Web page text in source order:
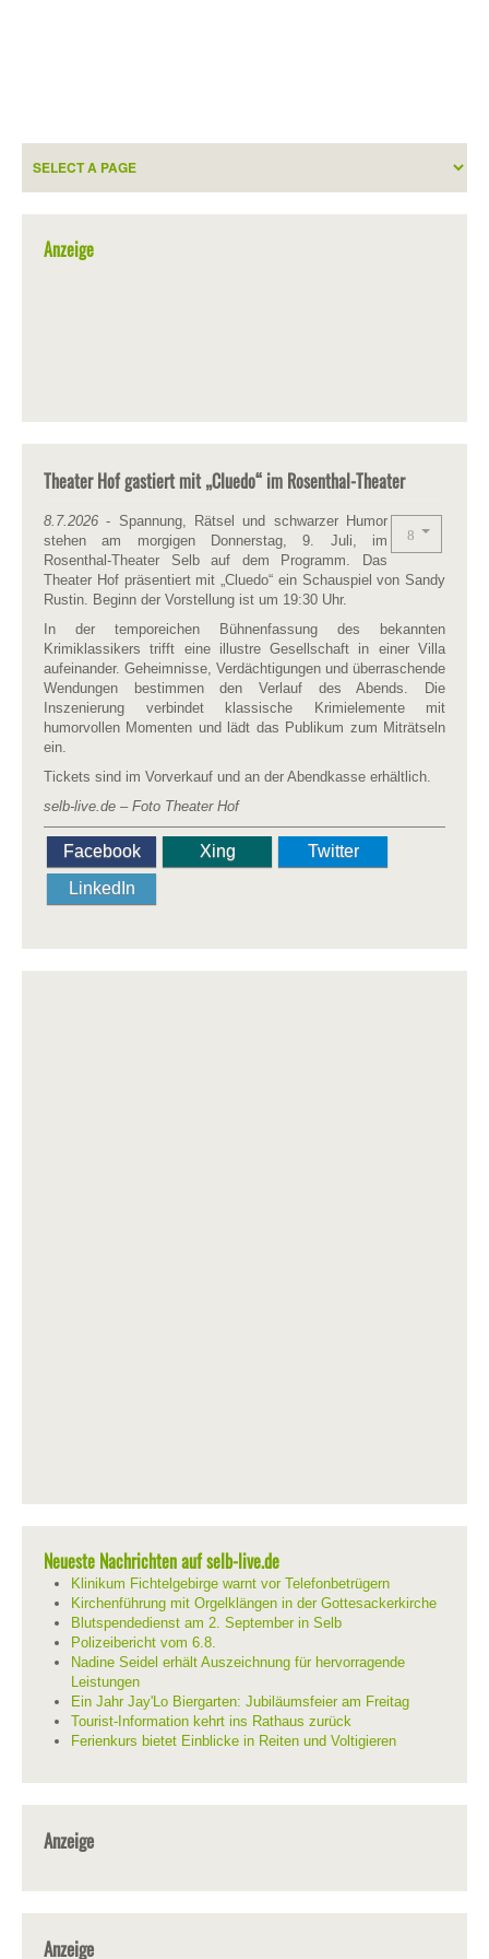
Anzeige
Theater Hof gastiert mit „Cluedo“ im Rosenthal-Theater
8.7.2026 - Spannung, Rätsel und schwarzer Humor
stehen am morgigen Donnerstag, 9. Juli, im
Rosenthal-Theater Selb auf dem Programm. Das
Theater Hof präsentiert mit „Cluedo“ ein Schauspiel von Sandy
Rustin. Beginn der Vorstellung ist um 19:30 Uhr.
In der temporeichen Bühnenfassung des bekannten
Krimiklassikers trifft eine illustre Gesellschaft in einer Villa
aufeinander. Geheimnisse, Verdächtigungen und überraschende
Wendungen bestimmen den Verlauf des Abends. Die
Inszenierung verbindet klassische Krimielemente mit
humorvollen Momenten und lädt das Publikum zum Miträtseln
ein.
Tickets sind im Vorverkauf und an der Abendkasse erhältlich.
selb-live.de – Foto Theater Hof
Facebook Xing
Twitter
LinkedIn
Neueste Nachrichten auf selb-live.de
Klinikum Fichtelgebirge warnt vor Telefonbetrügern
Kirchenführung mit Orgelklängen in der Gottesackerkirche
Blutspendedienst am 2. September in Selb
Polizeibericht vom 6.8.
Nadine Seidel erhält Auszeichnung für hervorragende
Leistungen
Ein Jahr Jay'Lo Biergarten: Jubiläumsfeier am Freitag
Tourist-Information kehrt ins Rathaus zurück
Ferienkurs bietet Einblicke in Reiten und Voltigieren
Anzeige
Anzeige